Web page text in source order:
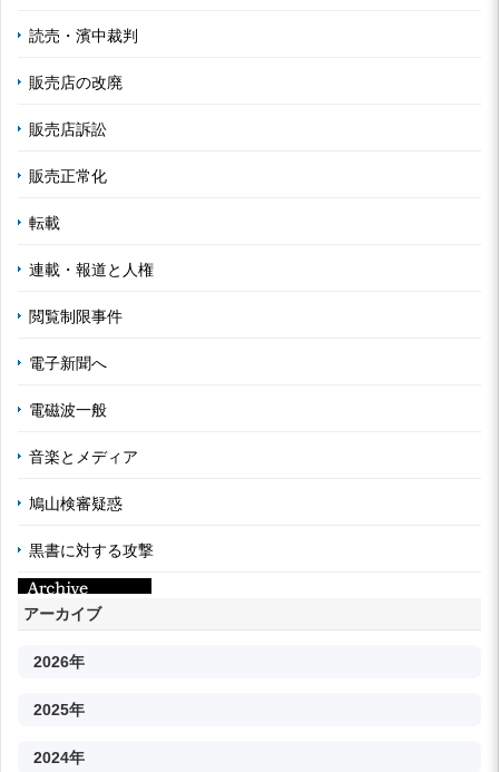
読売・濱中裁判
販売店の改廃
販売店訴訟
販売正常化
転載
連載・報道と人権
閲覧制限事件
電子新聞へ
電磁波一般
音楽とメディア
鳩山検審疑惑
黒書に対する攻撃
アーカイブ
2026年
2025年
2024年